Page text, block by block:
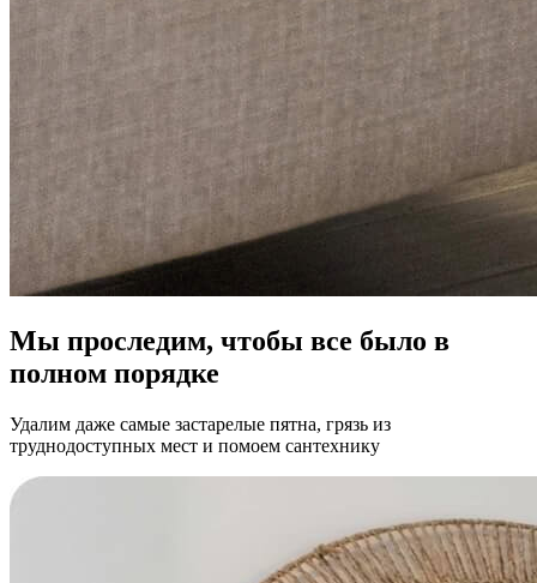
Мы проследим, чтобы все было в
полном порядке
Удалим даже самые застарелые пятна, грязь из
труднодоступных мест и помоем сантехнику